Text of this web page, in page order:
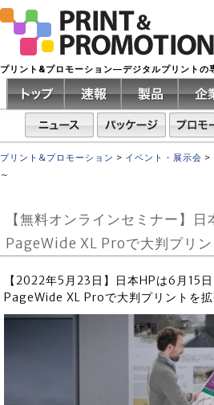
プリント&プロモーション―デジタルプリント
プリント&プロモーション > イベント・展示会 >
～
【無料オンラインセミナー】
PageWide XL Proで大判プリ
【2022年5月23日】日本HPは6月15
PageWide XL Proで大判プリントを拡